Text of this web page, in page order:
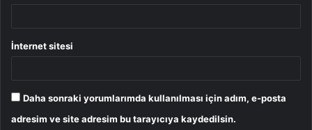
İnternet sitesi
Daha sonraki yorumlarımda kullanılması için adım, e-posta
adresim ve site adresim bu tarayıcıya kaydedilsin.